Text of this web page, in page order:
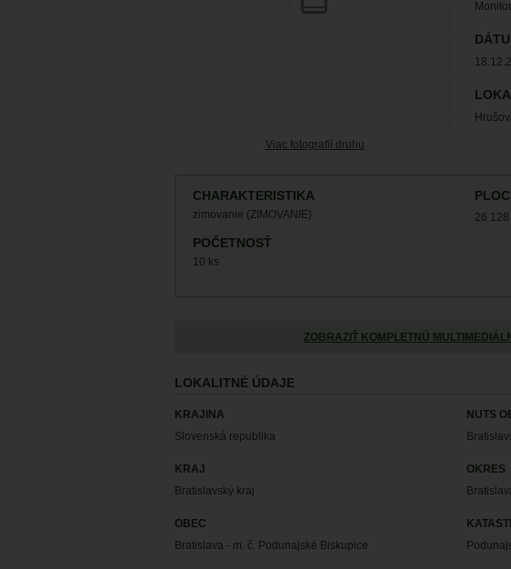
Viac fotografií druhu
CHARAKTERISTIKA
zimovanie (ZIMOVANIE) 26
POČETNOSŤ
10 ks
ZOBRAZIŤ KOMPLETNÚ
LOKALITNÉ ÚDAJE
KRAJINA
Slovenská republika
NUTS
KRAJ
Bratislavský kraj
OKRES
OBEC
Bratislava - m. č. Podunajské Biskupice